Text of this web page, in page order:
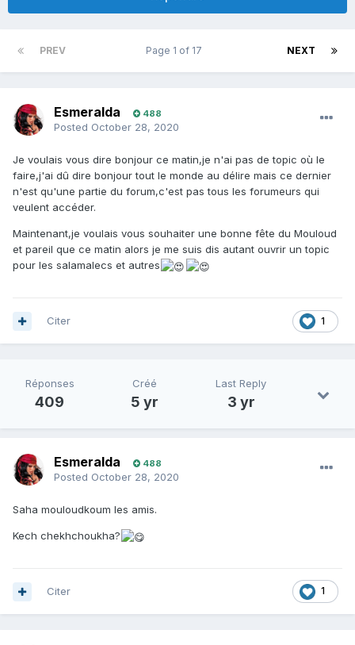
PREV NEXT
Page 1 of 17
Esmeralda 488
Posted October 28, 2020
Je voulais vous dire bonjour ce matin,je n'ai pas de topic où le
faire,j'ai dû dire bonjour tout le monde au délire mais ce dernier
n'est qu'une partie du forum,c'est pas tous les forumeurs qui
veulent accéder.
Maintenant,je voulais vous souhaiter une bonne fête du Mouloud
et pareil que ce matin alors je me suis dis autant ouvrir un topic
pour les salamalecs et autres
1
Citer
Réponses
409
Créé
5 yr
Last Reply
3 yr
Esmeralda 488
Posted October 28, 2020
Saha mouloudkoum les amis.
Kech chekhchoukha?
1
Citer